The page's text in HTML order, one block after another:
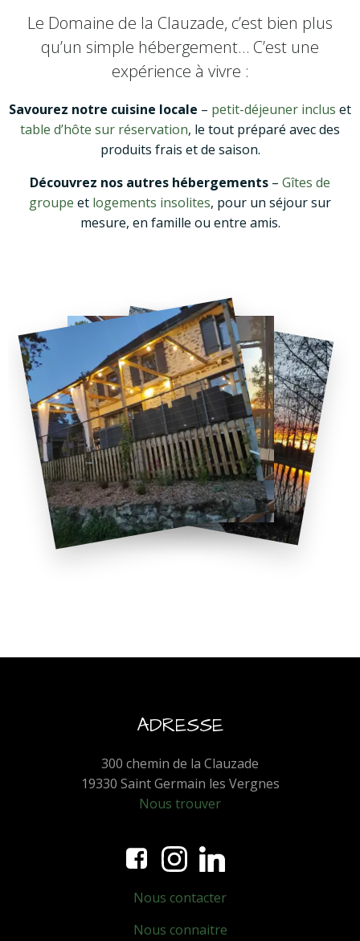
Le Domaine de la Clauzade, c’est bien plus
qu’un simple hébergement… C’est une
expérience à vivre :
Savourez notre cuisine locale – petit-déjeuner inclus et
table d’hôte sur réservation, le tout préparé avec des
produits frais et de saison.
Découvrez nos autres hébergements – Gîtes de
groupe et logements insolites, pour un séjour sur
mesure, en famille ou entre amis.
ADRESSE
300 chemin de la Clauzade
19330 Saint Germain les Vergnes
Nous trouver
Nous contacter
Nous connaitre